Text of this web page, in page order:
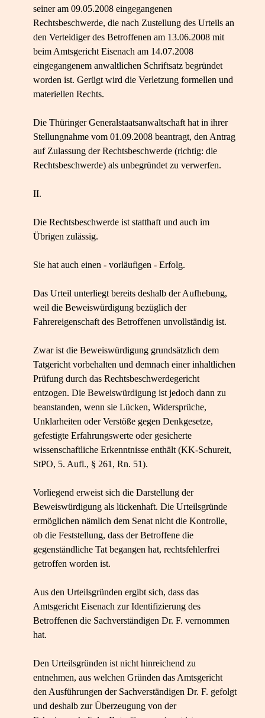
seiner am 09.05.2008 eingegangenen
Rechtsbeschwerde, die nach Zustellung des Urteils an
den Verteidiger des Betroffenen am 13.06.2008 mit
beim Amtsgericht Eisenach am 14.07.2008
eingegangenem anwaltlichen Schriftsatz begründet
worden ist. Gerügt wird die Verletzung formellen und
materiellen Rechts.
Die Thüringer Generalstaatsanwaltschaft hat in ihrer
Stellungnahme vom 01.09.2008 beantragt, den Antrag
auf Zulassung der Rechtsbeschwerde (richtig: die
Rechtsbeschwerde) als unbegründet zu verwerfen.
II.
Die Rechtsbeschwerde ist statthaft und auch im
Übrigen zulässig.
Sie hat auch einen - vorläufigen - Erfolg.
Das Urteil unterliegt bereits deshalb der Aufhebung,
weil die Beweiswürdigung bezüglich der
Fahrereigenschaft des Betroffenen unvollständig ist.
Zwar ist die Beweiswürdigung grundsätzlich dem
Tatgericht vorbehalten und demnach einer inhaltlichen
Prüfung durch das Rechtsbeschwerdegericht
entzogen. Die Beweiswürdigung ist jedoch dann zu
beanstanden, wenn sie Lücken, Widersprüche,
Unklarheiten oder Verstöße gegen Denkgesetze,
gefestigte Erfahrungswerte oder gesicherte
wissenschaftliche Erkenntnisse enthält (KK-Schureit,
StPO, 5. Aufl., § 261, Rn. 51).
Vorliegend erweist sich die Darstellung der
Beweiswürdigung als lückenhaft. Die Urteilsgründe
ermöglichen nämlich dem Senat nicht die Kontrolle,
ob die Feststellung, dass der Betroffene die
gegenständliche Tat begangen hat, rechtsfehlerfrei
getroffen worden ist.
Aus den Urteilsgründen ergibt sich, dass das
Amtsgericht Eisenach zur Identifizierung des
Betroffenen die Sachverständigen Dr. F. vernommen
hat.
Den Urteilsgründen ist nicht hinreichend zu
entnehmen, aus welchen Gründen das Amtsgericht
den Ausführungen der Sachverständigen Dr. F. gefolgt
und deshalb zur Überzeugung von der